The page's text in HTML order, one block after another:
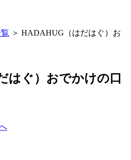
＞ HADAHUG（はだはぐ）お
はぐ）おでかけの口